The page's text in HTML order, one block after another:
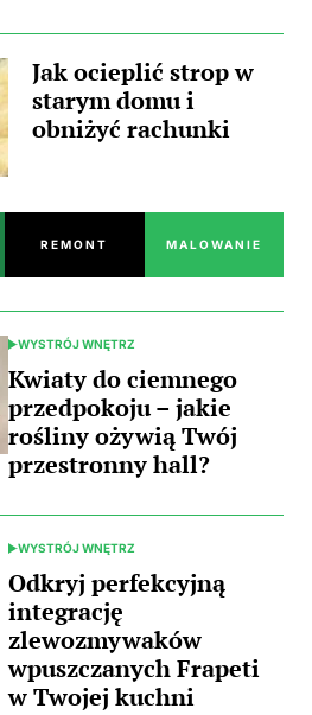
Jak ocieplić strop w
starym domu i
obniżyć rachunki
REMONT MALOWANIE
POSTED
IN
WYSTRÓJ WNĘTRZ
Kwiaty do ciemnego
przedpokoju – jakie
rośliny ożywią Twój
przestronny hall?
POSTED
IN
WYSTRÓJ WNĘTRZ
Odkryj perfekcyjną
integrację
zlewozmywaków
wpuszczanych Frapeti
w Twojej kuchni